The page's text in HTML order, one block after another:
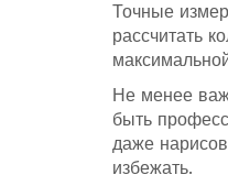
Точные
рассчитать
Не менее
быть
даже
избежать.